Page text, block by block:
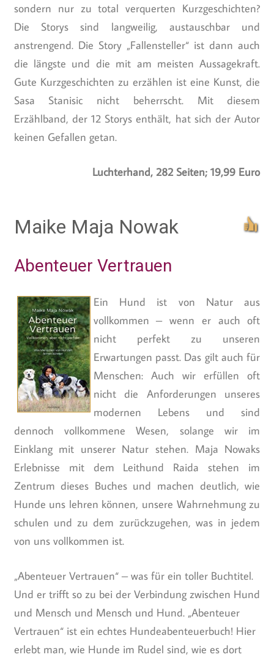
sondern nur zu total verquerten Kurzgeschichten?
Die Storys sind langweilig, austauschbar und
anstrengend. Die Story „Fallensteller“ ist dann auch
die längste und die mit am meisten Aussagekraft.
Gute Kurzgeschichten zu erzählen ist eine Kunst, die
Sasa Stanisic nicht beherrscht. Mit diesem
Erzählband, der 12 Storys enthält, hat sich der Autor
keinen Gefallen getan.
Luchterhand, 282 Seiten; 19,99 Euro
Maike Maja Nowak
Abenteuer Vertrauen
Ein Hund ist von Natur aus
vollkommen – wenn er auch oft
nicht perfekt zu unseren
Erwartungen passt. Das gilt auch für
Menschen: Auch wir erfüllen oft
nicht die Anforderungen unseres
modernen Lebens und sind
dennoch vollkommene Wesen, solange wir im
Einklang mit unserer Natur stehen. Maja Nowaks
Erlebnisse mit dem Leithund Raida stehen im
Zentrum dieses Buches und machen deutlich, wie
Hunde uns lehren können, unsere Wahrnehmung zu
schulen und zu dem zurückzugehen, was in jedem
von uns vollkommen ist.
„Abenteuer Vertrauen“ – was für ein toller Buchtitel.
Und er trifft so zu bei der Verbindung zwischen Hund
und Mensch und Mensch und Hund. „Abenteuer
Vertrauen“ ist ein echtes Hundeabenteuerbuch! Hier
erlebt man, wie Hunde im Rudel sind, wie es dort